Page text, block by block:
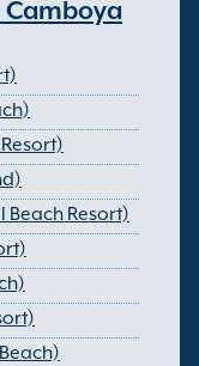
Camboya
Beach Resort)